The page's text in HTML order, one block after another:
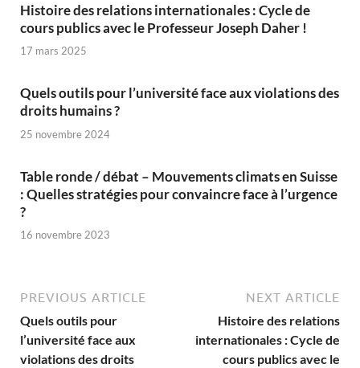
Histoire des relations internationales : Cycle de
cours publics avec le Professeur Joseph Daher !
17 mars 2025
Quels outils pour l’université face aux violations des
droits humains ?
25 novembre 2024
Table ronde / débat – Mouvements climats en Suisse
: Quelles stratégies pour convaincre face à l’urgence
?
16 novembre 2023
PREVIOUS ARTICLE
Quels outils pour
l’université face aux
violations des droits
NEXT ARTICLE
Histoire des relations
internationales : Cycle de
cours publics avec le